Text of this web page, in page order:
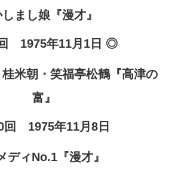
まし娘『漫才』
1975年11月1日 ◎
米朝・笑福亭松鶴『高津の
富』
回 1975年11月8日
ディNo.1『漫才』